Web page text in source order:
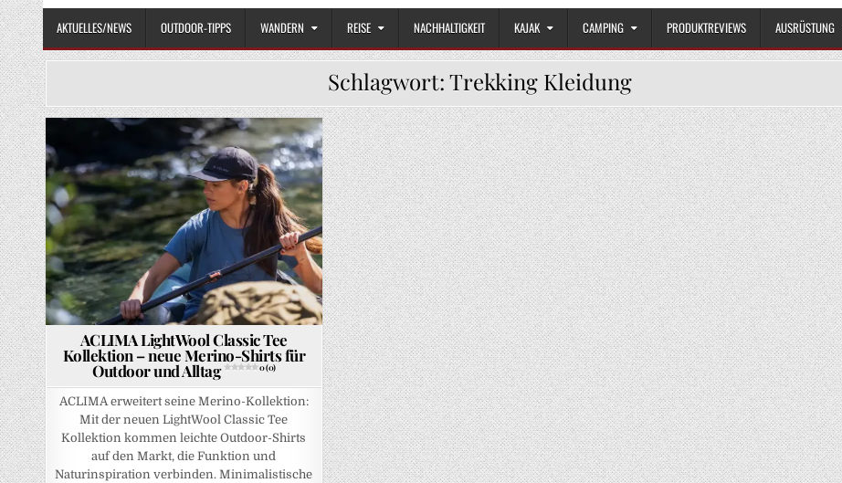
AKTUELLES/NEWS OUTDOOR-TIPPS WANDERN REISE NACHHALTIGKEIT KAJAK CAMPING PRODUKTREVIEWS AUSRÜSTUNG
Schlagwort:Trekking Kleidung
Posted in
ACLIMA LightWool Classic Tee
Kollektion – neue Merino-Shirts für
Outdoor und Alltag 0 (0)
ACLIMA erweitert seine Merino-Kollektion:
Mit der neuen LightWool Classic Tee
Kollektion kommen leichte Outdoor-Shirts
auf den Markt, die Funktion und
Naturinspiration verbinden. Minimalistische